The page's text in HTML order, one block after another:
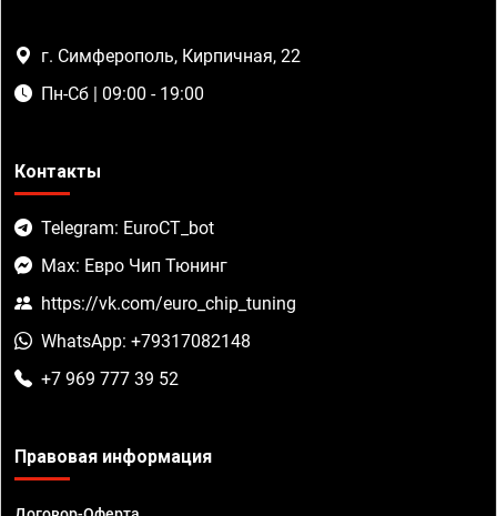
г. Симферополь, Кирпичная, 22
Пн-Сб | 09:00 - 19:00
Контакты
Telegram: EuroCT_bot
Max: Евро Чип Тюнинг
https://vk.com/euro_chip_tuning
WhatsApp: +79317082148
+7 969 777 39 52
Правовая информация